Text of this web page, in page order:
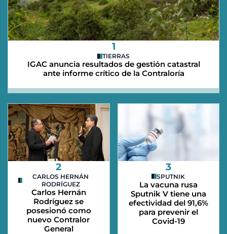
1
TIERRAS
IGAC anuncia resultados de gestión catastral
ante informe crítico de la Contraloría
2
CARLOS HERNÁN
RODRÍGUEZ
Carlos Hernán
Rodríguez se
posesionó como
nuevo Contralor
General
3
SPUTNIK
La vacuna rusa
Sputnik V tiene una
efectividad del 91,6%
para prevenir el
Covid-19